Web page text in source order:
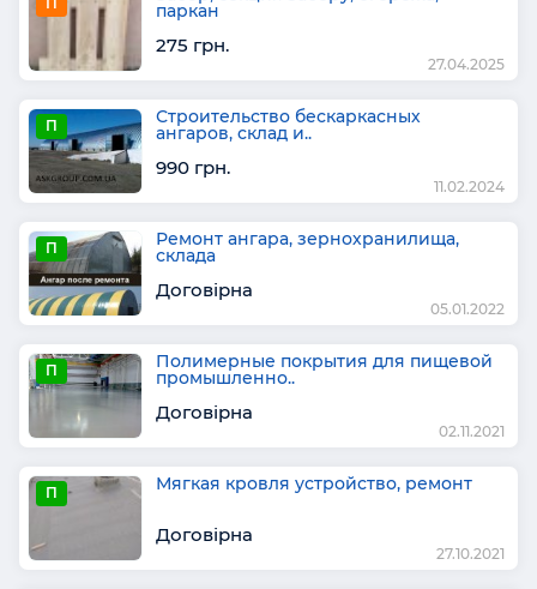
паркан
275 грн.
27.04.2025
П Строительство бескаркасных
ангаров, склад и..
990 грн.
11.02.2024
П Ремонт ангара, зернохранилища,
склада
Договірна
05.01.2022
П Полимерные покрытия для пищевой
промышленно..
Договірна
02.11.2021
П Мягкая кровля устройство, ремонт
Договірна
27.10.2021